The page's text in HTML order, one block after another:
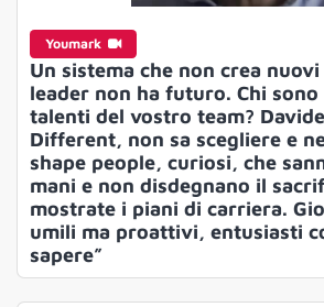
Youmark
Un sistema che non crea
leader non ha futuro. Chi
talenti del vostro team?
Different, non sa scegliere e
shape people, curiosi, che
mani e non disdegnano il
mostrate i piani di carriera.
umili ma proattivi, entusiasti
sapere”